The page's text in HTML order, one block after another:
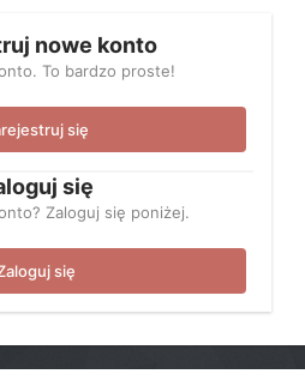
nowe konto
To bardzo proste!
się
się
Zaloguj się poniżej.
się